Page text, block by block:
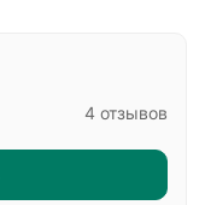
4 отзывов